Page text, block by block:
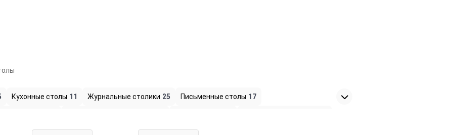
Кухонные столы 11 Журнальные столики 25 Письменные столы 17